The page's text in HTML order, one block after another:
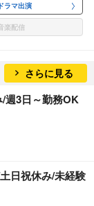
ドラマ出演
楽配信
さらに見る
週3日～勤務OK
日祝休み/未経験